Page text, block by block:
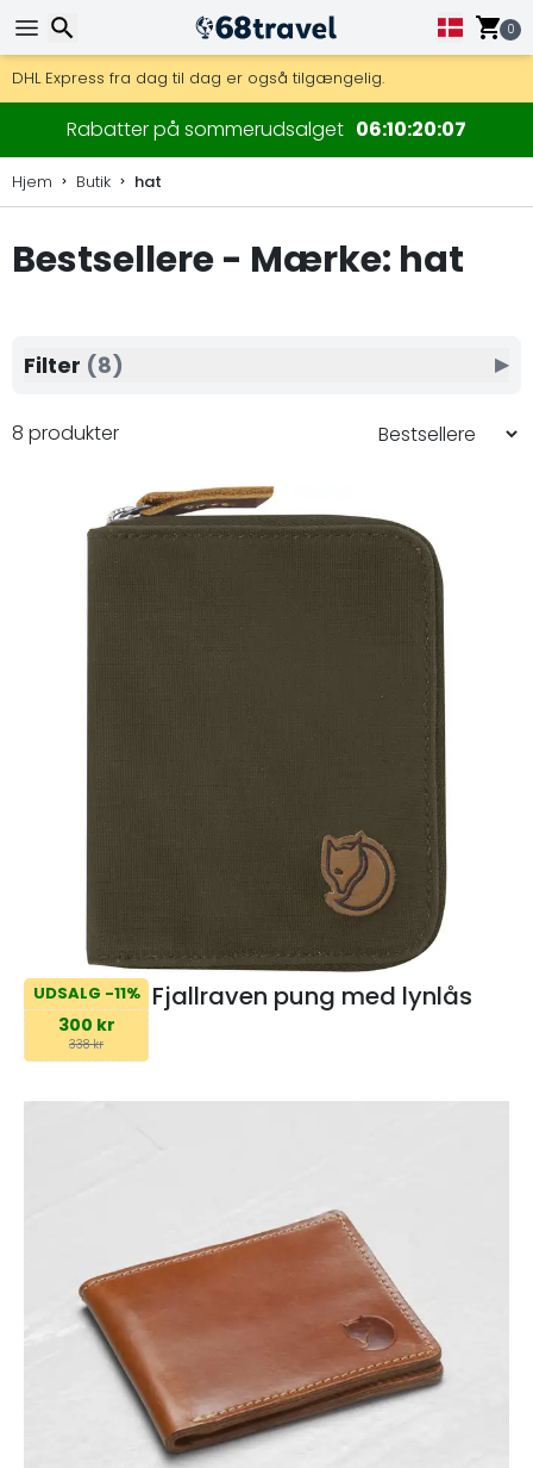
0
Få fri fragt på ordrer over 1 500 kr.
DHL Express fra dag til dag er også tilgængelig.
30 dages returret, 90 dage for trækort og dekorationer.
Rabatter på sommerudsalget 06102006
Hjem Butik hat
Bestsellere - Mærke: hat
8 produkter
UDSALG -11%
300 kr
338 kr
Fjallraven pung med lynlås
Filter (8) ▶
Søg efter
Søg efter